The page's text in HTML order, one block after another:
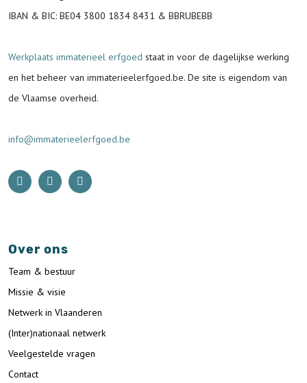
IBAN & BIC: BE04 3800 1834 8431 & BBRUBEBB
Werkplaats immaterieel erfgoed staat in voor de dagelijkse werking
en het beheer van immaterieelerfgoed.be. De site is eigendom van
de Vlaamse overheid.
info@immaterieelerfgoed.be
Over ons
Team & bestuur
Missie & visie
Netwerk in Vlaanderen
(Inter)nationaal netwerk
Veelgestelde vragen
Contact